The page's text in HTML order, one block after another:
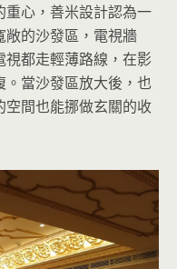
重心，善米設計認為一
敞的沙發區，電視牆
視都走輕薄路線，在影
當沙發區放大後，也
間也能挪做玄關的收